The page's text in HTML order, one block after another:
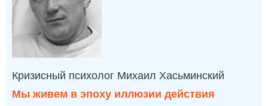
Кризисный психолог Михаил Хасьминский
Мы живем в эпоху иллюзии действия